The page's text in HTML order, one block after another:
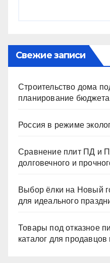
Свежие записи
Строительство дома
планирование бюджета
Россия в режиме
Сравнение плит ПД и
долговечного и
Выбор ёлки на Новый
для идеального
Товары под отказное
каталог для продавцов